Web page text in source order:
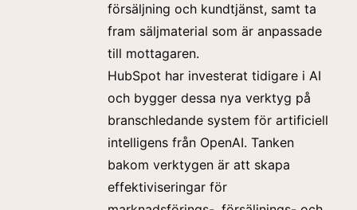
försäljning och kundtjänst, samt ta
fram säljmaterial som är anpassade
till mottagaren.
HubSpot har investerat tidigare i AI
och bygger dessa nya verktyg på
branschledande system för artificiell
intelligens från OpenAI. Tanken
bakom verktygen är att skapa
effektiviseringar för